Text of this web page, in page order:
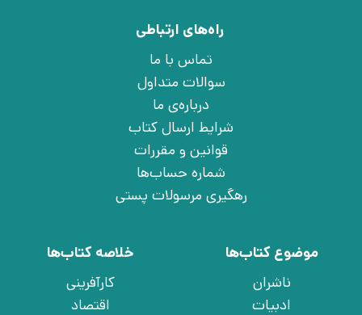
راه‌های ارتباطی
تماس با ما
سوالات متداول
درباره‌ی ما
شرایط ارسال کتاب
قوانین و مقررات
شماره حساب‌ها
رهگیری مرسولات پستی
موضوع کتاب‌ها
ناشران
ادبیات
خلاصه کتاب‌ها
کارآفرینی
اقتصاد